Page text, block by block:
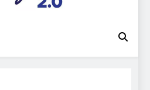
en festa 2.0